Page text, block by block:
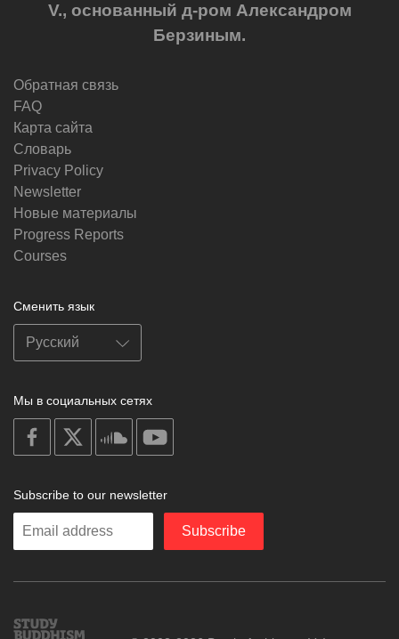
V., основанный д-ром Александром
Берзиным.
Обратная связь
FAQ
Карта сайта
Словарь
Privacy Policy
Newsletter
Новые материалы
Progress Reports
Courses
Сменить язык
Мы в социальных сетях
on
facebook
soundcloud
Subscribe to our newsletter
Enter
Subscribe
Study